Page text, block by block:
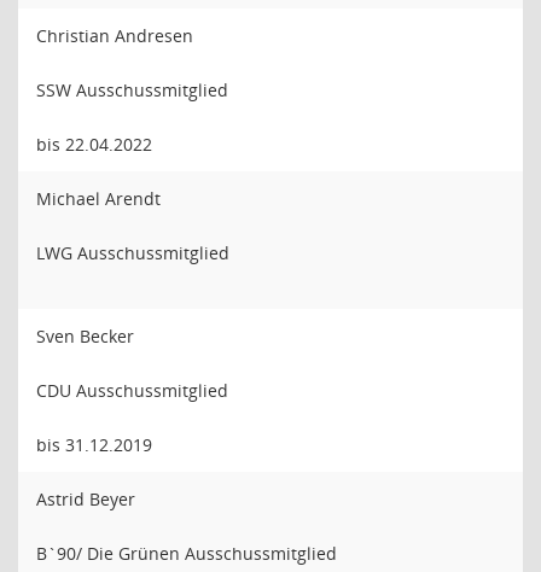
Christian Andresen
SSW Ausschussmitglied
bis 22.04.2022
Michael Arendt
LWG Ausschussmitglied
Sven Becker
CDU Ausschussmitglied
bis 31.12.2019
Astrid Beyer
B`90/ Die Grünen Ausschussmitglied